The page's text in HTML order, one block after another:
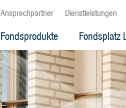
Ansprechpartner Dienstleistungen
Fondsprodukte Fondsplatz